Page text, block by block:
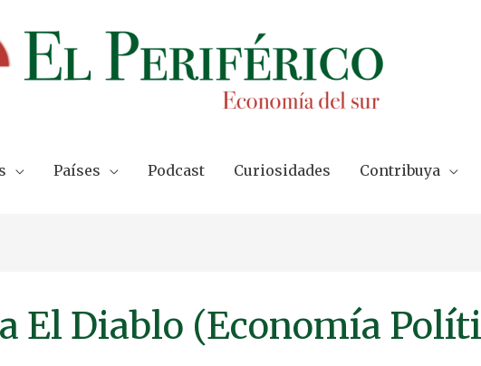
Países Podcast Curiosidades Contribuya
El Diablo (Economía